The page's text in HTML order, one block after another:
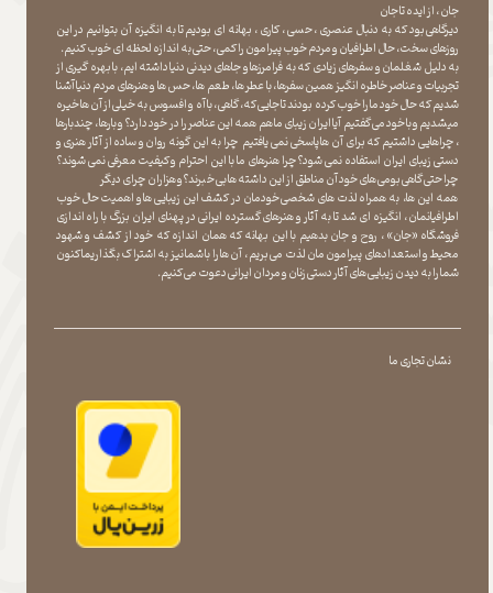
نشان تجاری ما
جان ، از ایده تا جان
دیرگاهی بود که به دنبال عنصری ، حسی ، کاری ، بهانه ای بودیم تا به انگیزه آن بتوانیم در این
روزهای سخت ، حال اطرافیان و مردم خوب پیرامون را کمی ، حتی به اندازه لحظه ای خوب کنیم.
به دلیل شغلمان و سفرهای زیادی که به فرامرزها و جاهای دیدنی دنیا داشته ایم، با بهره گیری از
تجربیات و عناصر خاطره انگیز همین سفرها ، با عطر ها ، طعم ها ، حس ها و هنرهای مردم دنیا آشنا
شدیم که حال خود ما را خوب کرده بودند تا جایی که، گاهی ، با آه و افسوس به خیلی از آن ها خیره
میشدیم و با خود می گفتیم آیا ایران زیبای ما هم همه این عناصر را در خود دارد؟ و بارها ، چندبارها
، چراهایی داشتیم که برای آن ها پاسخی نمی یافتیم چرا به این گونه روان و ساده از آثار هنری و
دستی زیبای ایران استفاده نمی شود؟چرا هنرهای ما با این احترام و کیفیت معرفی نمی شوند؟
چرا حتی گاهی بومی های خود آن مناطق از این داشته ها بی خبرند؟و هزاران چرای دیگر
​​​​​​​ همه این ها، به همراه لذت های شخصی خودمان در کشف این زیبایی ها و اهمیت حال خوب
اطرافیانمان ، انگیزه ای شد تا به آثار و هنرهای گسترده ایرانی در پهنای ایران بزرگ با راه اندازی
فروشگاه «جان» ، روح و جان بدهیم با این بهانه که همان اندازه که خود از کشف و شهود
محیط و استعدادهای پیرامون مان لذت می بریم ، آن ها را با شما نیز به اشتراک بگذاریماکنون
شما را به دیدن زیبایی های آثار دستی زنان و مردان ایرانی دعوت می کنیم.